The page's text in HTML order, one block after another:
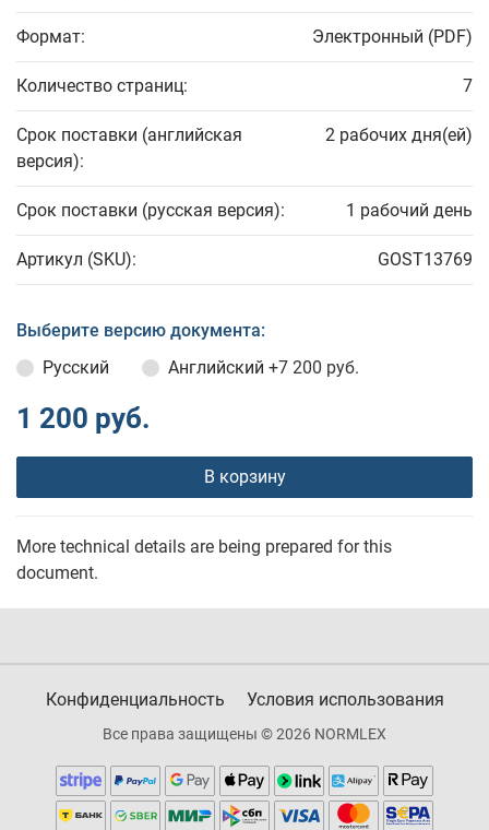
Формат: Электронный (PDF)
Количество страниц: 7
Срок поставки (английская
версия):
2 рабочих дня(ей)
Срок поставки (русская версия): 1 рабочий день
Артикул (SKU): GOST13769
Выберите версию документа:
Русский
Английский +7 200 руб.
1 200 руб.
В корзину
More technical details are being prepared for this
document.
Конфиденциальность Условия использования
Все права защищены © 2026 NORMLEX